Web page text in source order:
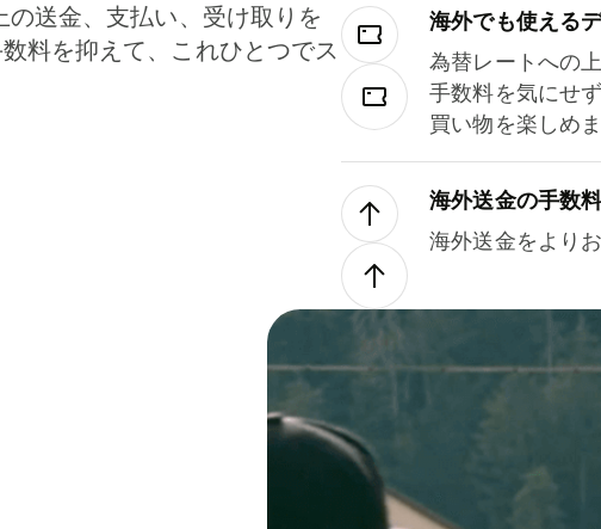
送金、支払い、受け取りを
料を抑えて、これひとつでス
海外でも使える
為替レートへの
手数料を気にせ
買い物を楽しめま
海外送金の手数
海外送金をより